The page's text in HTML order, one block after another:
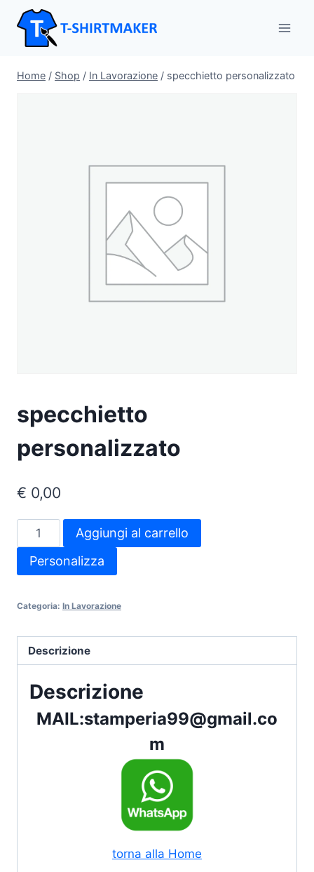
Salta
contenuto
Home / Shop / In Lavorazione / specchietto personalizzato
specchietto
personalizzato
€ 0,00
specchietto
personalizzato
quantità
Aggiungi al carrello
Personalizza
Categoria: In Lavorazione
Descrizione
Descrizione
MAIL:stamperia99@gmail.co
m
torna alla Home